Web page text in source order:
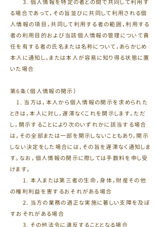
3. 個人情報を特定の者との間で共同して利用す
る場合であって，その旨並びに共同して利用される個
人情報の項目，共同して利用する者の範囲，利用する
者の利用目的および当該個人情報の管理について責
任を有する者の氏名または名称について，あらかじめ
本人に通知し，または本人が容易に知り得る状態に置
いた場合
第6条（個人情報の開示）
1. 当方は，本人から個人情報の開示を求められた
ときは，本人に対し，遅滞なくこれを開示します。ただ
し，開示することにより次のいずれかに該当する場合
は，その全部または一部を開示しないこともあり，開示
しない決定をした場合には，その旨を遅滞なく通知しま
す。なお，個人情報の開示に際しては手数料を申し受
けます。
1. 本人または第三者の生命，身体，財産その他
の権利利益を害するおそれがある場合
2. 当方の業務の適正な実施に著しい支障を及ぼ
すおそれがある場合
3. その他法令に違反することとなる場合